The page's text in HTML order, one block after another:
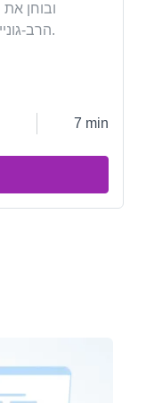
הרב-גוניים שלהם ואת היתרונות המעשיים שלהם.
7 min